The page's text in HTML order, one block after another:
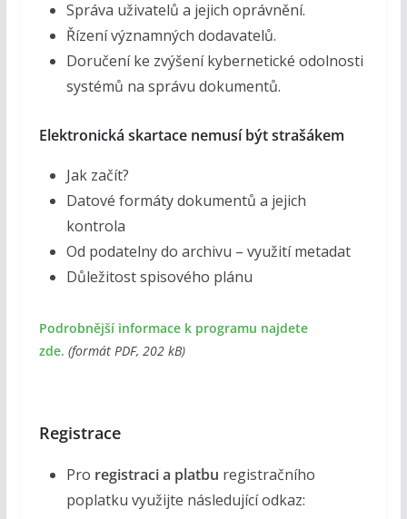
Správa uživatelů a jejich oprávnění.
Řízení významných dodavatelů.
Doručení ke zvýšení kybernetické odolnosti
systémů na správu dokumentů.
Elektronická skartace nemusí být strašákem
Jak začít?
Datové formáty dokumentů a jejich
kontrola
Od podatelny do archivu – využití metadat
Důležitost spisového plánu
Podrobnější informace k programu najdete
zde. (formát PDF, 202 kB)
Registrace
Pro registraci a platbu registračního
poplatku využijte následující odkaz: